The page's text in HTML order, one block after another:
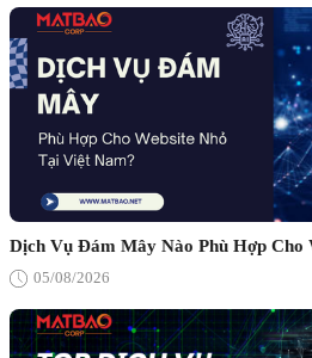
Dịch Vụ Đám Mây Nào Phù Hợp Cho
05/08/2026